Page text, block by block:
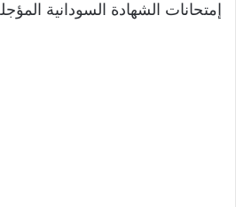
إمتحانات الشهادة السودانية المؤجلة